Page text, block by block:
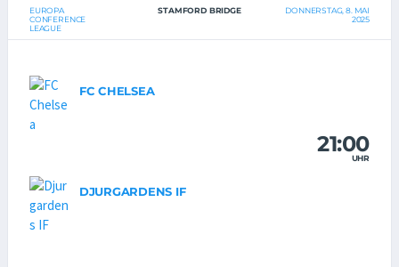
EUROPA
CONFERENCE
LEAGUE
STAMFORD BRIDGE
DONNERSTAG, 8. MAI
2025
FC CHELSEA
21:00
UHR
DJURGARDENS IF